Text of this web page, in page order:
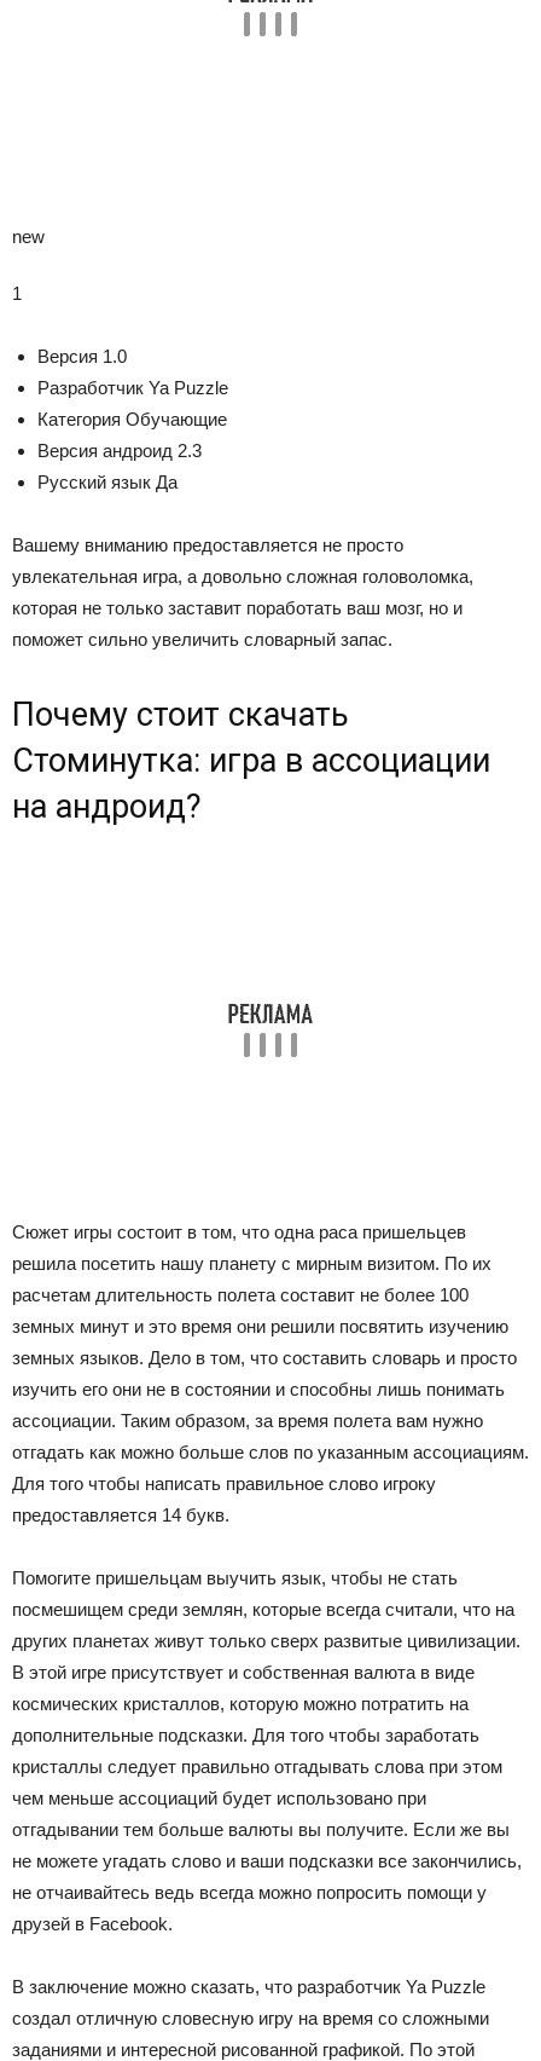
new
1
Версия 1.0
Разработчик Ya Puzzle
Категория Обучающие
Версия андроид 2.3
Русский язык Да
Вашему вниманию предоставляется не просто
увлекательная игра, а довольно сложная головоломка,
которая не только заставит поработать ваш мозг, но и
поможет сильно увеличить словарный запас.
Почему стоит скачать
Стоминутка: игра в ассоциации
на андроид?
Сюжет игры состоит в том, что одна раса пришельцев
решила посетить нашу планету с мирным визитом. По их
расчетам длительность полета составит не более 100
земных минут и это время они решили посвятить изучению
земных языков. Дело в том, что составить словарь и просто
изучить его они не в состоянии и способны лишь понимать
ассоциации. Таким образом, за время полета вам нужно
отгадать как можно больше слов по указанным ассоциациям.
Для того чтобы написать правильное слово игроку
предоставляется 14 букв.
Помогите пришельцам выучить язык, чтобы не стать
посмешищем среди землян, которые всегда считали, что на
других планетах живут только сверх развитые цивилизации.
В этой игре присутствует и собственная валюта в виде
космических кристаллов, которую можно потратить на
дополнительные подсказки. Для того чтобы заработать
кристаллы следует правильно отгадывать слова при этом
чем меньше ассоциаций будет использовано при
отгадывании тем больше валюты вы получите. Если же вы
не можете угадать слово и ваши подсказки все закончились,
не отчаивайтесь ведь всегда можно попросить помощи у
друзей в Facebook.
В заключение можно сказать, что разработчик Ya Puzzle
создал отличную словесную игру на время со сложными
заданиями и интересной рисованной графикой. По этой